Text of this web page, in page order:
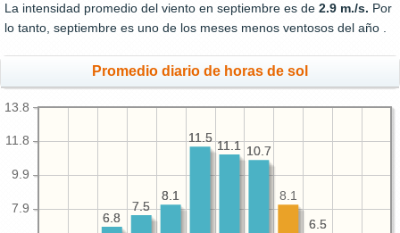
La intensidad promedio del viento en septiembre es de 2.9 m./s. Por
lo tanto, septiembre es uno de los meses menos ventosos del año .
Promedio diario de horas de sol
7.9
9.9
11.8
13.8
6.5
10.7
11.1
11.5
8.1
7.5
6.8
6.5
8.1
10.7
11.1
11.5
8.1
7.5
6.8